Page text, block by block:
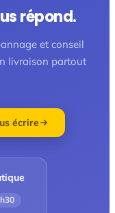
répond.
et conseil
livraison partout
écrire